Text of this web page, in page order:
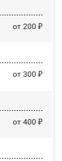
от 200 ₽
от 300 ₽
от 400 ₽